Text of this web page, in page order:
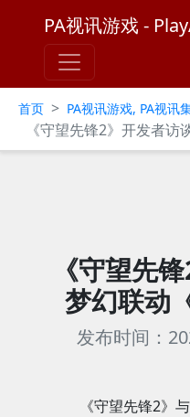
PA视讯游戏 -
首页 > PA视讯游戏, PA视讯
《守望先锋2》开发者
《守望先
梦幻联动
发布时间：
《守望先锋2》